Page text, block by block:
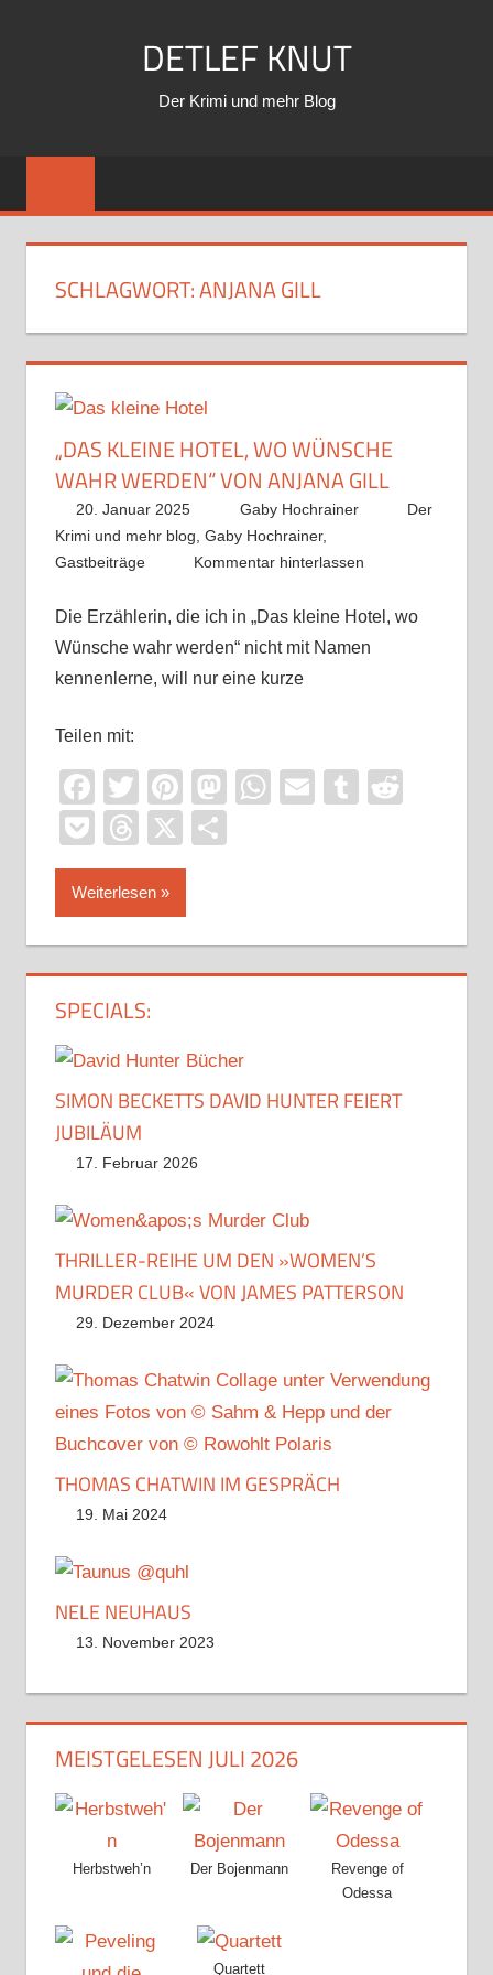
DETLEF KNUT
Der Krimi und mehr Blog
SCHLAGWORT:ANJANA GILL
„DAS KLEINE HOTEL, WO WÜNSCHE
WAHR WERDEN“ VON ANJANA GILL
20. Januar 2025 Gaby Hochrainer
Der
Krimi und mehr blog Gaby Hochrainer,
Gastbeiträge
Kommentar hinterlassen
Die Erzählerin, die ich in „Das kleine Hotel, wo
Wünsche wahr werden“ nicht mit Namen
kennenlerne, will nur eine kurze
Teilen mit:
Facebook
TwitterPinterest
Mastodon
WhatsApp
EmailTumblr
PocketThreads
X
Weiterlesen
SPECIALS:
SIMON BECKETTS DAVID HUNTER FEIERT
JUBILÄUM
17. Februar 2026
THRILLER-REIHE UM DEN »WOMEN’S
MURDER CLUB« VON JAMES PATTERSON
29. Dezember 2024
THOMAS CHATWIN IM GESPRÄCH
19. Mai 2024
NELE NEUHAUS
13. November 2023
MEISTGELESEN JULI 2026
Herbstweh’n Der Bojenmann
Revenge of
Odessa
Quartett